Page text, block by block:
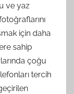
ve yaz
için daha
sahip
çoğu
tercih